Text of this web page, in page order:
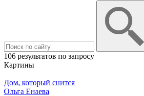
106 результатов по запросу
Картины
Дом, который снится
Ольга Енаева